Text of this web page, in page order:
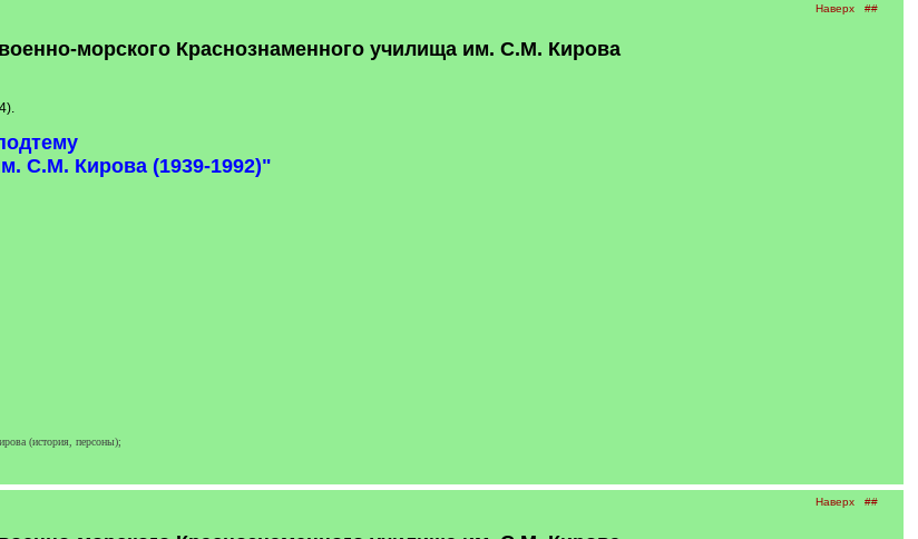
Наверх ##
морского Краснознаменного училища им. С.М. Кирова
С.М. Кирова (1939-1992)"
(история, персоны);
Наверх ##